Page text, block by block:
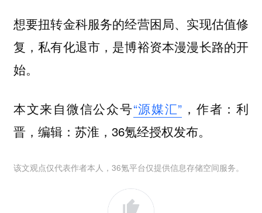
想要扭转金科服务的经营困局、实现估值修
复，私有化退市，是博裕资本漫漫长路的开
始。
本文来自微信公众号“源媒汇” ，作者：利
晋，编辑：苏淮，36氪经授权发布。
该文观点仅代表作者本人，36氪平台仅提供信息存储空间服务。